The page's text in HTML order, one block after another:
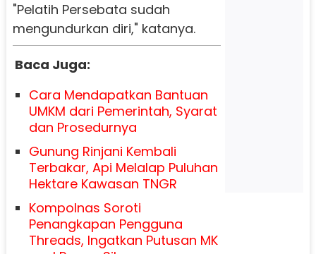
"Pelatih Persebata sudah
mengundurkan diri," katanya.
Baca Juga:
Cara Mendapatkan Bantuan
UMKM dari Pemerintah, Syarat
dan Prosedurnya
Gunung Rinjani Kembali
Terbakar, Api Melalap Puluhan
Hektare Kawasan TNGR
Kompolnas Soroti
Penangkapan Pengguna
Threads, Ingatkan Putusan MK